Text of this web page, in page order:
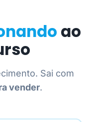
ao
Sai com
vender.